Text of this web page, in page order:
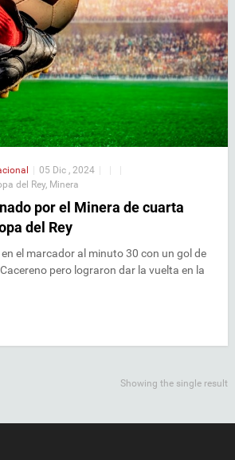
| 05 Dic , 2024 | |
|
del Rey, Minera
por el Minera de cuarta
del Rey
el marcador al minuto 30 con un gol de
pero lograron dar la vuelta en la
Showing the single result